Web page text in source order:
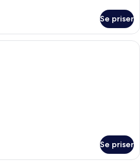
Se priser
Ett hotellrum med en säng, en stol,
Se priser